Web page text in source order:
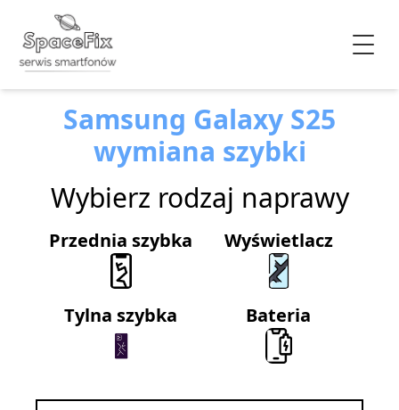
Samsung Galaxy S25
wymiana szybki
Wybierz rodzaj naprawy
Przednia szybka Wyświetlacz
Tylna szybka Bateria